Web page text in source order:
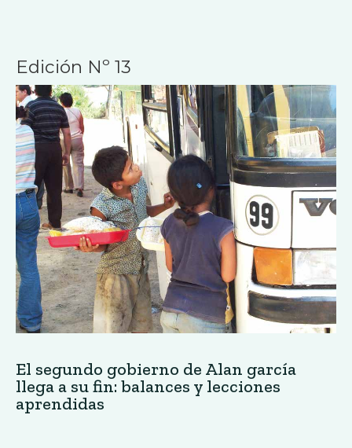
Edición Nº 13
El segundo gobierno de Alan garcía
llega a su fin: balances y lecciones
aprendidas